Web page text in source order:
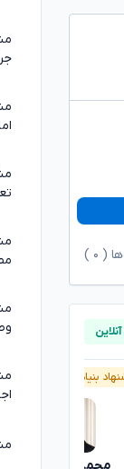
( ۰
بنیاد وکلا